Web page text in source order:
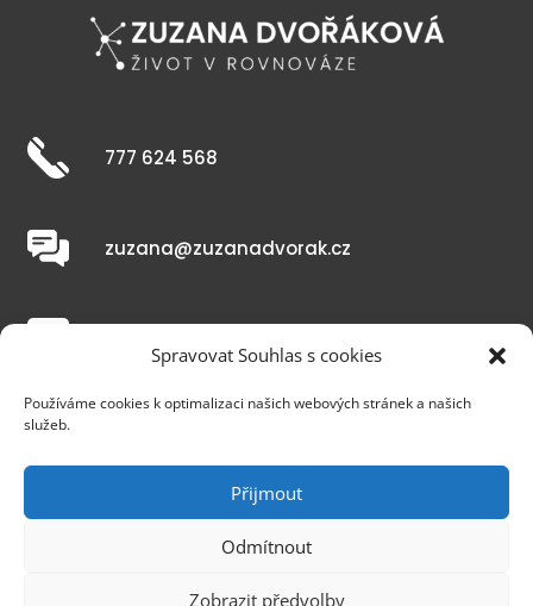
Spravovat Souhlas s cookies
Používáme cookies k optimalizaci našich webových stránek a našich
služeb.
Přijmout
Odmítnout
Zobrazit předvolby
777 624 568
zuzana@zuzanadvorak.cz
Zásady cookies